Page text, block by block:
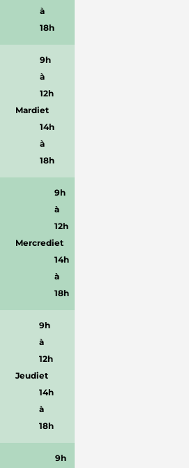
à
18h
Mardi
9h
à
12h
et
14h
à
18h
Mercredi
9h
à
12h
et
14h
à
18h
Jeudi
9h
à
12h
et
14h
à
18h
9h